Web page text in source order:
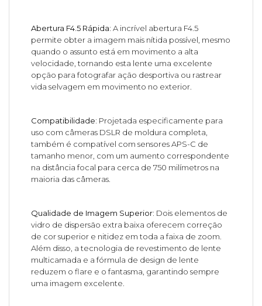
Abertura F4.5 Rápida: A incrível abertura F4.5
permite obter a imagem mais nítida possível, mesmo
quando o assunto está em movimento a alta
velocidade, tornando esta lente uma excelente
opção para fotografar ação desportiva ou rastrear
vida selvagem em movimento no exterior.
Compatibilidade: Projetada especificamente para
uso com câmeras DSLR de moldura completa,
também é compatível com sensores APS-C de
tamanho menor, com um aumento correspondente
na distância focal para cerca de 750 milímetros na
maioria das câmeras.
Qualidade de Imagem Superior: Dois elementos de
vidro de dispersão extra baixa oferecem correção
de cor superior e nitidez em toda a faixa de zoom.
Além disso, a tecnologia de revestimento de lente
multicamada e a fórmula de design de lente
reduzem o flare e o fantasma, garantindo sempre
uma imagem excelente.